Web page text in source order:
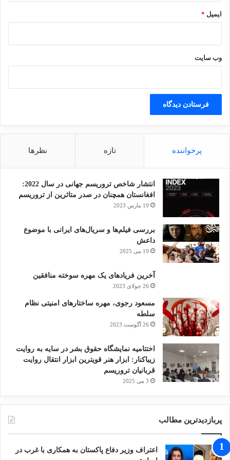
کپی لینک
ایمیل *
وب‌ سایت
پرخواننده تازه نظرها
انتشار شاخص تروریسم جهانی در سال 2022:
افغانستان همچنان در صدر متاثرین از تروریسم
19 مارس 2023
بررسی فیلم‌ها و سریال‌های ایرانی با موضوع
داعش
19 می 2025
آخرین فریادهای یک مهره سوخته منافقین
26 جولای 2023
مسعود رجوی، مهره ساختارهای امنیتی نظام
سلطه
26 آگوست 2023
اختتامیه نمایشگاه حقوق بشر در سایه به روایت
زیباکنار: ابزار هنر قویترین ابزار انتقال روایت
قربانیان تروریسم
3 می 2025
پربازدیدترین مطالب
اعتراف وزیر دفاع پاکستان به همکاری با غرب در